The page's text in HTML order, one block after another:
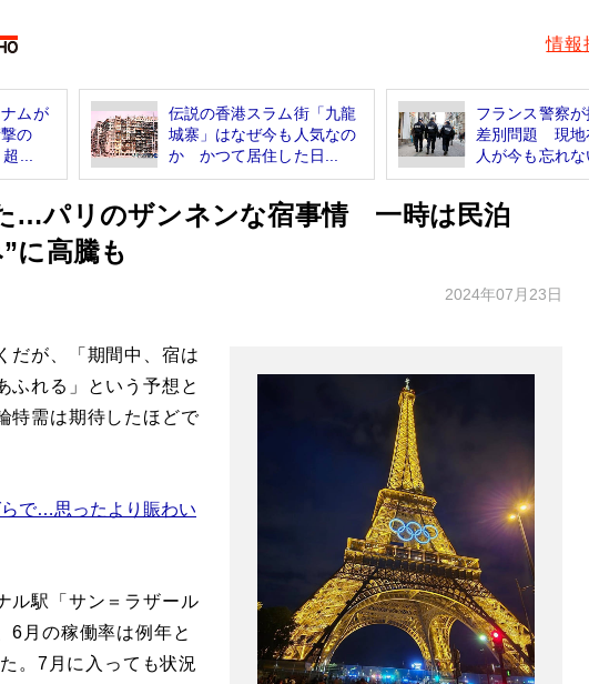
情報
ナムが
の
...
伝説の香港スラム街「九龍
城寨」はなぜ今も人気なの
か かつて居住した日...
フランス警察
差別問題 現地
人が今も忘れな
…パリのザンネンな宿事情 一時は民泊
に高騰も
2024年07月23日
だが、「期間中、宿は
ふれる」という予想と
特需は期待したほどで
らで…思ったより賑わい
ル駅「サン＝ラザール
6月の稼働率は例年と
。7月に入っても状況